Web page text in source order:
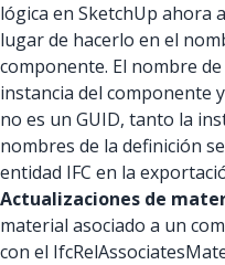
lógica en SketchUp ahora
lugar de hacerlo en el
componente. El nombre
instancia del componente
no es un GUID, tanto la
nombres de la definición
entidad IFC en la
Actualizaciones de
material asociado a un
con el